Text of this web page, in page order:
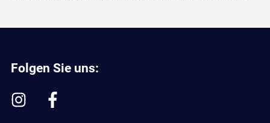
Folgen Sie uns: